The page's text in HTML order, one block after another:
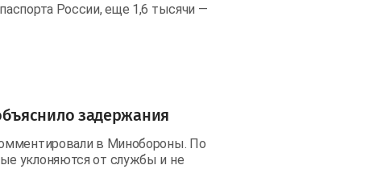
России, еще 1,6 тысячи —
задержания
в Минобороны. По
уклоняются от службы и не